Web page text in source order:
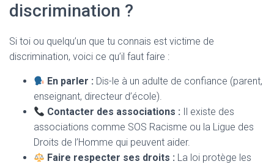
discrimination ?
Si toi ou quelqu’un que tu connais est victime de
discrimination, voici ce qu’il faut faire :
En parler : Dis-le à un adulte de confiance (parent,
enseignant, directeur d’école).
Contacter des associations : Il existe des
associations comme SOS Racisme ou la Ligue des
Droits de l’Homme qui peuvent aider.
Faire respecter ses droits : La loi protège les